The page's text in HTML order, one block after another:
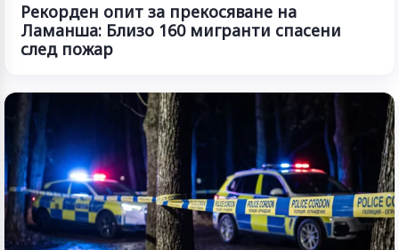
Рекорден опит за прекосяване на
Ламанша: Близо 160 мигранти спасени
след пожар